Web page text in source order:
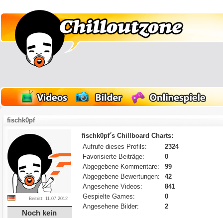
fischk0pf
Beitritt: 11.07.2012
Noch kein
fischk0pf´s Chillboard Charts:
Aufrufe dieses Profils:
2324
Favorisierte Beiträge:
0
Abgegebene Kommentare:
99
Abgegebene Bewertungen:
42
Angesehene Videos:
841
Gespielte Games:
0
Angesehene Bilder:
2